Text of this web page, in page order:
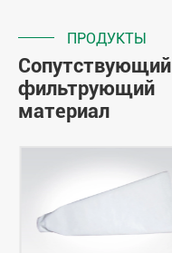
ПРОДУКТЫ
Сопутствующий
фильтрующий
материал